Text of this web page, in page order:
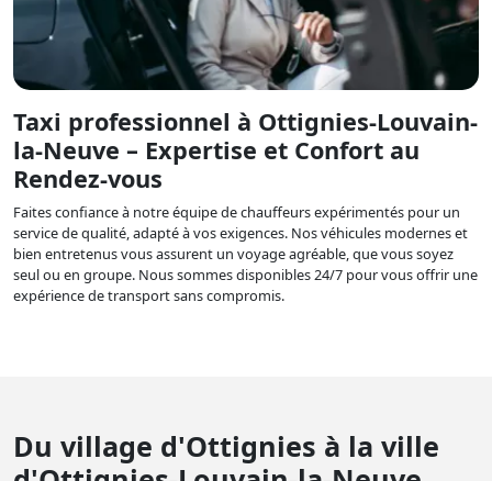
Taxi professionnel à Ottignies-Louvain-
la-Neuve – Expertise et Confort au
Rendez-vous
Faites confiance à notre équipe de chauffeurs expérimentés pour un
service de qualité, adapté à vos exigences. Nos véhicules modernes et
bien entretenus vous assurent un voyage agréable, que vous soyez
seul ou en groupe. Nous sommes disponibles 24/7 pour vous offrir une
expérience de transport sans compromis.
Du village d'Ottignies à la ville